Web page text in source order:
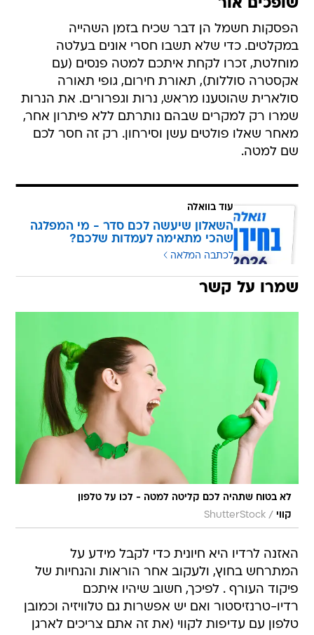
שופכים אור
הפסקות חשמל הן דבר שכיח בזמן השהייה
במקלטים‮. כדי שלא תשבו חסרי אונים בעלטה
מוחלטת, ‬זכרו לקחת איתכם למטה פנסים (עם
אקסטרה סוללות), ‬תאורת חירום, גופי תאורה
סולארית שהוטענו מראש, נרות וגפרורים‮. את הנרות
שמרו רק למקרים שבהם נותרתם ללא פיתרון אחר,
מאחר שאלו פולטים עשן וסירחון‮. רק זה חסר לכם
שם למטה. ‬
עוד בוואלה
השאלון שיעשה לכם סדר - מי המפלגה
שהכי מתאימה לעמדות שלכם?
לכתבה המלאה
שמרו על קשר
לא בטוח שתהיה לכם קליטה למטה - לכו על טלפון
קווי /
ShutterStock
האזנה לרדיו היא חיונית כדי לקבל מידע על
המתרחש בחוץ, ולעקוב אחר הוראות והנחיות של
פיקוד העורף ‮. ‬לפיכך, ‬חשוב שיהיו איתכם
רדיו-טרנזיסטור ואם יש אפשרות גם טלוויזיה וכמובן
טלפון‮ עם עדיפות לקווי (את זה אתם צריכים לארגן